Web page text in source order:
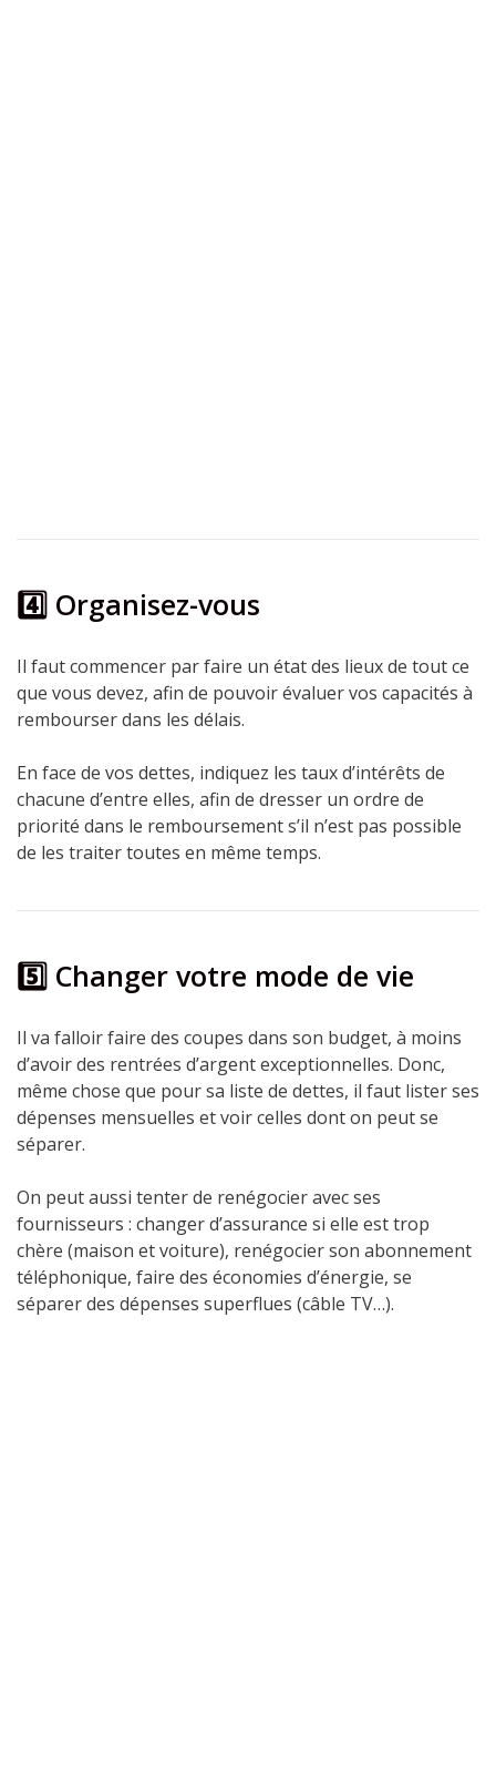
4️⃣ Organisez-vous
Il faut commencer par faire un état des lieux de tout ce
que vous devez, afin de pouvoir évaluer vos capacités à
rembourser dans les délais.
En face de vos dettes, indiquez les taux d’intérêts de
chacune d’entre elles, afin de dresser un ordre de
priorité dans le remboursement s’il n’est pas possible
de les traiter toutes en même temps.
5️⃣ Changer votre mode de vie
Il va falloir faire des coupes dans son budget, à moins
d’avoir des rentrées d’argent exceptionnelles. Donc,
même chose que pour sa liste de dettes, il faut lister ses
dépenses mensuelles et voir celles dont on peut se
séparer.
On peut aussi tenter de renégocier avec ses
fournisseurs : changer d’assurance si elle est trop
chère (maison et voiture), renégocier son abonnement
téléphonique, faire des économies d’énergie, se
séparer des dépenses superflues (câble TV…).